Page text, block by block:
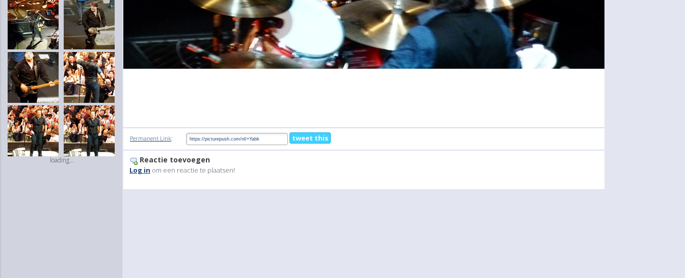
loading...
Permanent Link: tweet this
Reactie toevoegen
Log in om een reactie te plaatsen!